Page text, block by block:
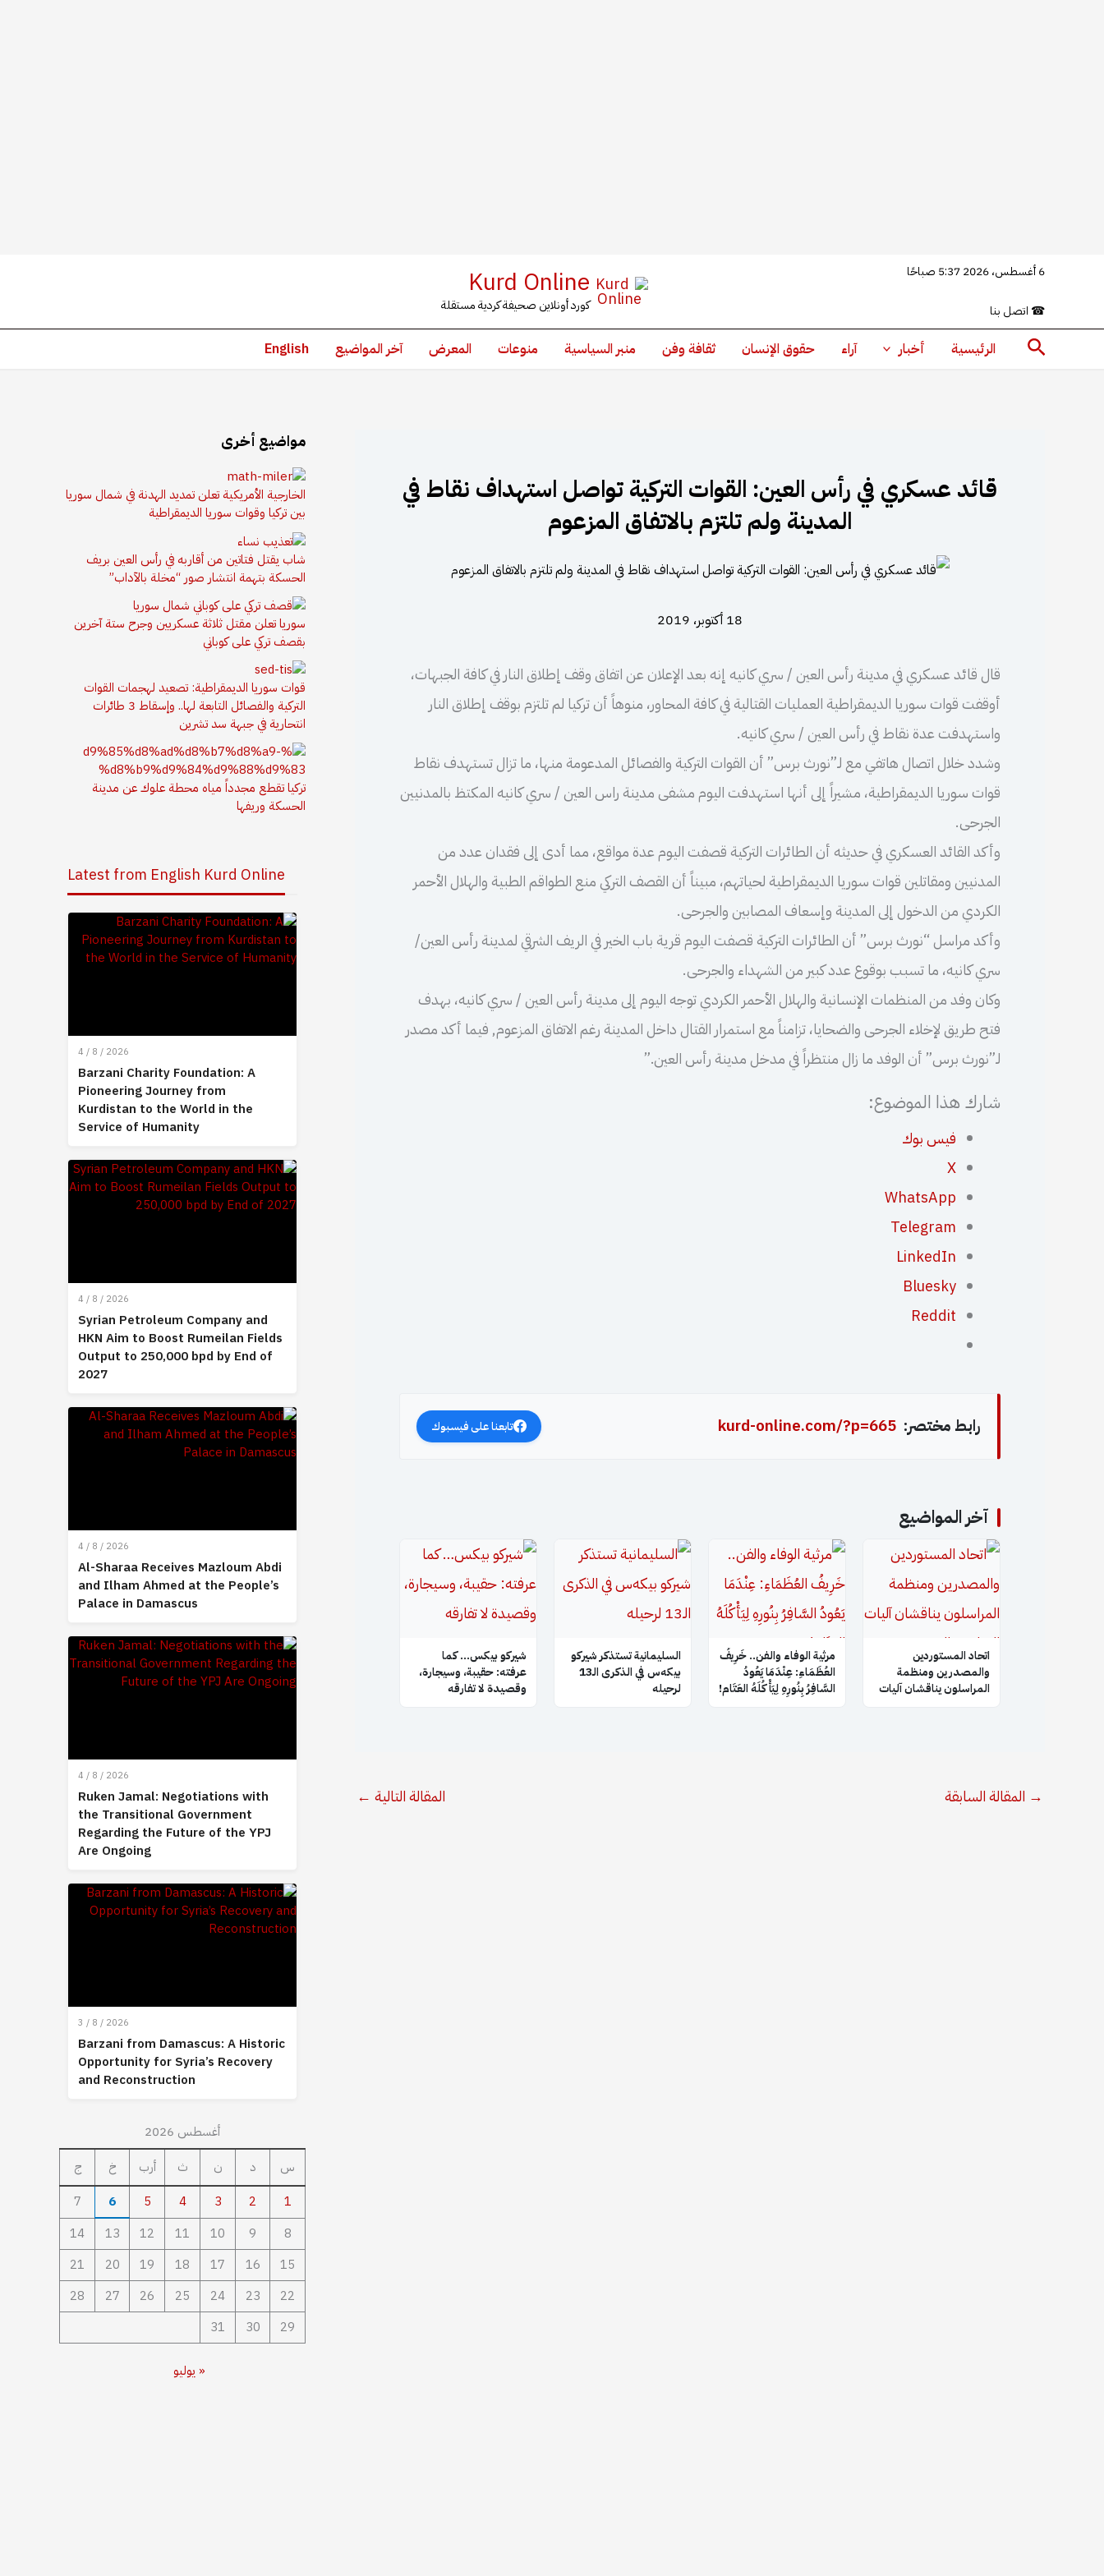
المحتوى
6 أغسطس، 2026 5:37 صباحًا
☎ اتصل بنا
Kurd Online
كورد أونلاين صحيفة كردية مستقلة
البحث الرئيسية أخبار آراء حقوق الإنسان ثقافة وفن منبر السياسية منوعات المعرض آخر المواضيع English
قائد عسكري في رأس العين: القوات التركية تواصل استهداف نقاط في
المدينة ولم تلتزم بالاتفاق المزعوم
18 أكتوبر، 2019
قال قائد عسكري في مدينة رأس العين / سري كانيه إنه بعد الإعلان عن اتفاق وقف إطلاق النار في كافة الجبهات،
أوقفت قوات سوريا الديمقراطية العمليات القتالية في كافة المحاور، منوهاً أن تركيا لم تلتزم بوقف إطلاق النار
واستهدفت عدة نقاط في رأس العين / سري كانيه.
وشدد خلال اتصال هاتفي مع لـ”نورث برس” أن القوات التركية والفصائل المدعومة منها، ما تزال تستهدف نقاط
قوات سوريا الديمقراطية، مشيراً إلى أنها استهدفت اليوم مشفى مدينة راس العين / سري كانيه المكتظ بالمدنيين
الجرحى.
وأكد القائد العسكري في حديثه أن الطائرات التركية قصفت اليوم عدة مواقع، مما أدى إلى فقدان عدد من
المدنيين ومقاتلين قوات سوريا الديمقراطية لحياتهم، مبيناً أن القصف التركي منع الطواقم الطبية والهلال الأحمر
الكردي من الدخول إلى المدينة وإسعاف المصابين والجرحى.
وأكد مراسل “نورث برس” أن الطائرات التركية قصفت اليوم قرية باب الخير في الريف الشرقي لمدينة رأس العين/
سري كانيه، ما تسبب بوقوع عدد كبير من الشهداء والجرحى.
وكان وفد من المنظمات الإنسانية والهلال الأحمر الكردي توجه اليوم إلى مدينة رأس العين / سري كانيه، بهدف
فتح طريق لإخلاء الجرحى والضحايا، تزامناً مع استمرار القتال داخل المدينة رغم الاتفاق المزعوم, فيما أكد مصدر
لـ”نورث برس” أن الوفد ما زال منتظراً في مدخل مدينة رأس العين.”
شارك هذا الموضوع:
فيس بوك
X
WhatsApp
Telegram
LinkedIn
Bluesky
Reddit
رابط مختصر: kurd-online.com/?p=665 تابعنا على فيسبوك
آخر المواضيع
اتحاد المستوردين
والمصدرين ومنظمة
المراسلون يناقشان آليات
​مرثية الوفاء والفن.. خَرِيفُ
العُظَمَاءِ: عِنْدَمَا يَعُودُ
السَّافِرُ بِنُورِهِ لِيَأْكُلَهُ العَتَام!
السليمانية تستذكر شيركو
بيكه‌س في الذكرى الـ13
لرحيله
شيركو بيكس… كما
عرفته: حقيبة، وسيجارة،
وقصيدة لا تفارقه
→ المقالة السابقة المقالة التالية ←
مواضيع أخرى
الخارجية الأمريكية تعلن تمديد الهدنة في شمال سوريا
بين تركيا وقوات سوريا الديمقراطية
شاب يقتل فتاتين من أقاربه في رأس العين بريف
الحسكة بتهمة انتشار صور “مخلة بالآداب”
سوريا تعلن مقتل ثلاثة عسكريين وجرح ستة آخرين
بقصف تركي على كوباني
قوات سوريا الديمقراطية: تصعيد لهجمات القوات
التركية والفصائل التابعة لها.. وإسقاط 3 طائرات
انتحارية في جبهة سد تشرين
تركيا تقطع مجدداً مياه محطة علوك عن مدينة
الحسكة وريفها
Latest from English Kurd Online
4 / 8 / 2026
Barzani Charity Foundation: A
Pioneering Journey from
Kurdistan to the World in the
Service of Humanity
4 / 8 / 2026
Syrian Petroleum Company and
HKN Aim to Boost Rumeilan Fields
Output to 250,000 bpd by End of
2027
4 / 8 / 2026
Al-Sharaa Receives Mazloum Abdi
and Ilham Ahmed at the People’s
Palace in Damascus
4 / 8 / 2026
Ruken Jamal: Negotiations with
the Transitional Government
Regarding the Future of the YPJ
Are Ongoing
3 / 8 / 2026
Barzani from Damascus: A Historic
Opportunity for Syria’s Recovery
and Reconstruction
أغسطس 2026
س
د ن ث أرب خ
ج
1
2
3
4
5
6
7
8
9
10
11
12
13
14
15
16
17
18
19
20
21
22
23
24
25
26
27
28
29
30
31
« يوليو